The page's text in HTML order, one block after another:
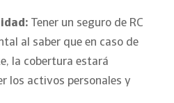
Tener un seguro de RC
al saber que en caso de
la cobertura estará
los activos personales y